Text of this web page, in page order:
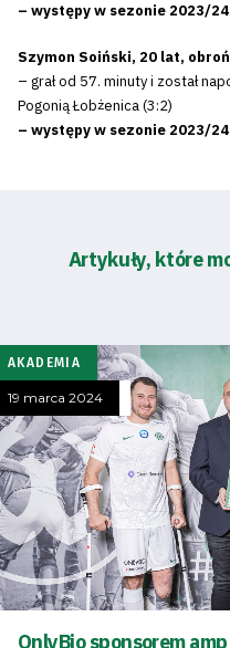
Tryb
oszczędności
energii
Dostępność
SEARCH
– występy w sezonie 2023/
Szymon Soiński, 20 lat,
– grał od 57. minuty i został
Pogonią Łobżenica (3:2)
– występy w sezonie 2023/
Artykuły, które
AKADEMIA
19 marca 2024
OnlyBio sponsorem